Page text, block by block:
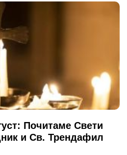
Почитаме Свети
и Св. Трендафил